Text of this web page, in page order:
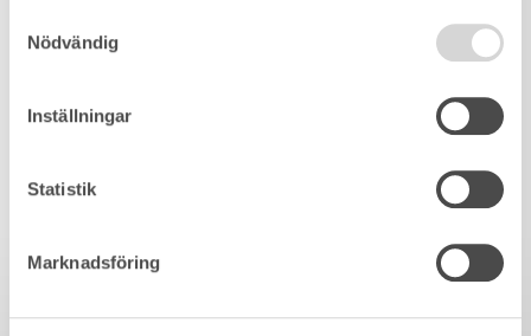
Nödvändig
Inställningar
Statistik
Marknadsföring